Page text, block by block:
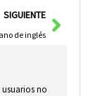
SIGUIENTE
de inglés
no